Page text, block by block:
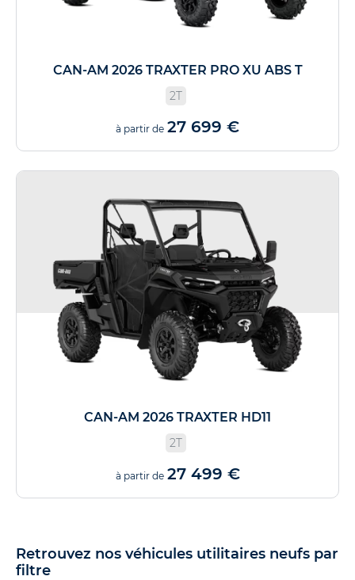
CAN-AM 2026 TRAXTER PRO XU ABS T
2T
à partir de 27 699 €
CAN-AM 2026 TRAXTER HD11
2T
à partir de 27 499 €
Retrouvez nos véhicules utilitaires neufs par
filtre